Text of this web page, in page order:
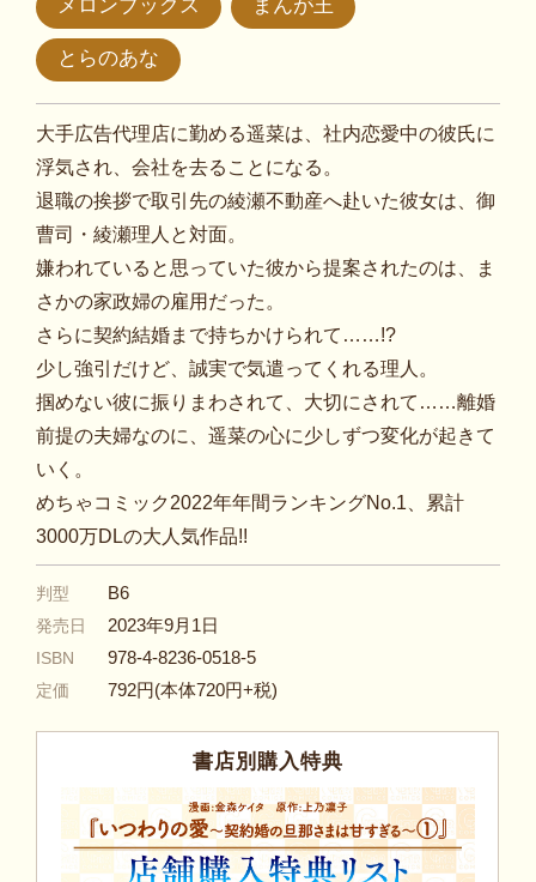
メロンブックス まんが王
とらのあな
大手広告代理店に勤める遥菜は、社内恋愛中の彼氏に
浮気され、会社を去ることになる。
退職の挨拶で取引先の綾瀬不動産へ赴いた彼女は、御
曹司・綾瀬理人と対面。
嫌われていると思っていた彼から提案されたのは、ま
さかの家政婦の雇用だった。
さらに契約結婚まで持ちかけられて……!?
少し強引だけど、誠実で気遣ってくれる理人。
掴めない彼に振りまわされて、大切にされて……離婚
前提の夫婦なのに、遥菜の心に少しずつ変化が起きて
いく。
めちゃコミック2022年年間ランキングNo.1、累計
3000万DLの大人気作品!!
判型 B6
発売日 2023年9月1日
ISBN 978-4-8236-0518-5
定価 792円(本体720円+税)
書店別購入特典